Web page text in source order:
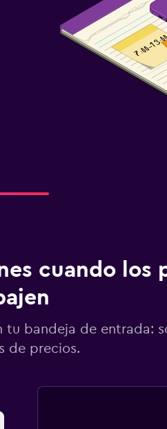
cuando los
tu bandeja de entrada:
de precios.